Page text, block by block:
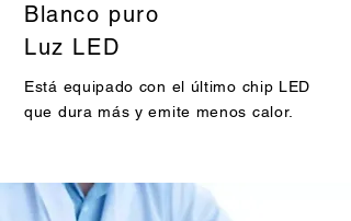
Blanco puro
Luz LED
Está equipado con el último chip LED
que dura más y emite menos calor.